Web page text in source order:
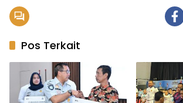
Pos Terkait